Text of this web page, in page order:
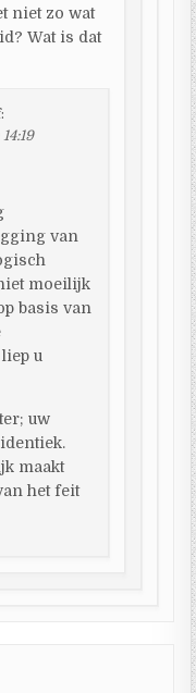
niet zo wat
Wat is dat
van
moeilijk
basis van
u
uw
maakt
het feit